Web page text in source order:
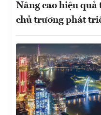
Nâng cao hiệu quả
chủ trương phát